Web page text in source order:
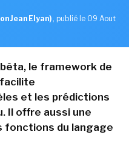
Jean Elyan) , publié le 09 Aout
le framework de
et les prédictions
Il offre aussi une
du langage